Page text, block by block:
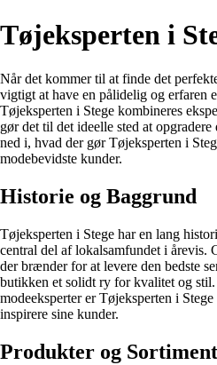
Tøjeksperten i
Når det kommer til at finde det
vigtigt at have en pålidelig og erfaren
Tøjeksperten i Stege kombineres
gør det til det ideelle sted at
ned i, hvad der gør Tøjeksperten i
modebevidste kunder.
Historie og Baggrund
Tøjeksperten i Stege har en lang
central del af lokalsamfundet i årevis.
der brænder for at levere den bedste
butikken et solidt ry for kvalitet og
modeeksperter er Tøjeksperten i
inspirere sine kunder.
Produkter og Sortiment